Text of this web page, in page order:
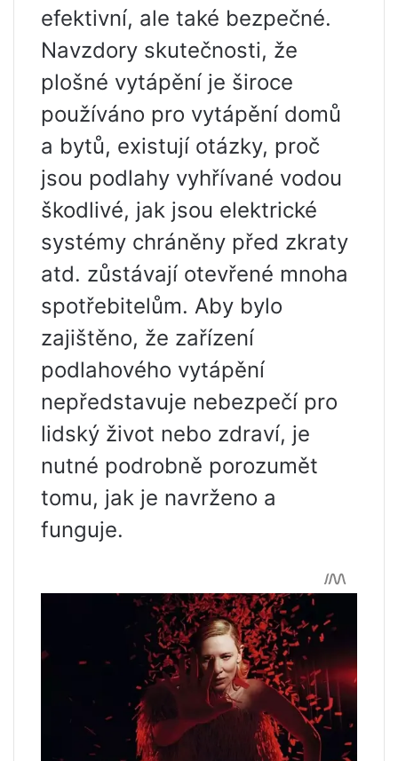
efektivní, ale také bezpečné.
Navzdory skutečnosti, že
plošné vytápění je široce
používáno pro vytápění domů
a bytů, existují otázky, proč
jsou podlahy vyhřívané vodou
škodlivé, jak jsou elektrické
systémy chráněny před zkraty
atd. zůstávají otevřené mnoha
spotřebitelům. Aby bylo
zajištěno, že zařízení
podlahového vytápění
nepředstavuje nebezpečí pro
lidský život nebo zdraví, je
nutné podrobně porozumět
tomu, jak je navrženo a
funguje.